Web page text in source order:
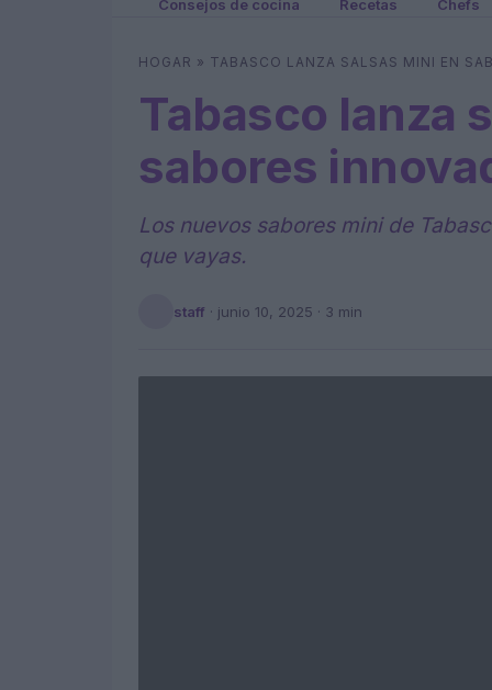
Consejos de cocina Recetas Chefs
HOGAR » TABASCO LANZA SALSAS MINI EN
Tabasco lanza
sabores
Los nuevos sabores mini de
que vayas.
staff · junio 10, 2025 · 3 min